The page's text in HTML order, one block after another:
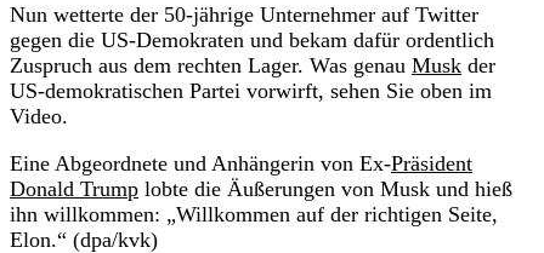
Nun wetterte der 50-jährige Unternehmer auf Twitter
gegen die US-Demokraten und bekam dafür ordentlich
Zuspruch aus dem rechten Lager. Was genau Musk der
US-demokratischen Partei vorwirft, sehen Sie oben im
Video.
Eine Abgeordnete und Anhängerin von Ex-Präsident
Donald Trump lobte die Äußerungen von Musk und hieß
ihn willkommen: „Willkommen auf der richtigen Seite,
Elon.“ (dpa/kvk)